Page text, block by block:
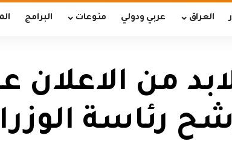
العراق عربي ودولي منوعات البرامج
من الاعلان
رئاسة